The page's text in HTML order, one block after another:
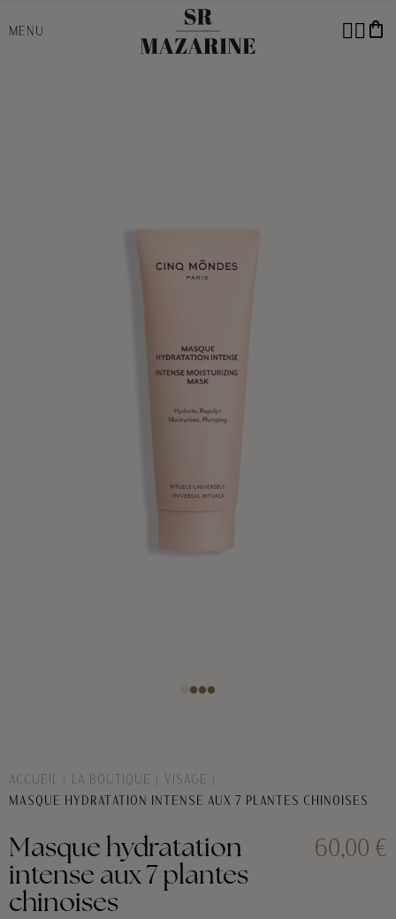
MENU shopping_bag
ACCUEIL LA BOUTIQUE
VISAGE
MASQUE HYDRATATION INTENSE AUX 7 PLANTES CHINOISES
Masque hydratation
intense aux 7 plantes
chinoises
60,00 €